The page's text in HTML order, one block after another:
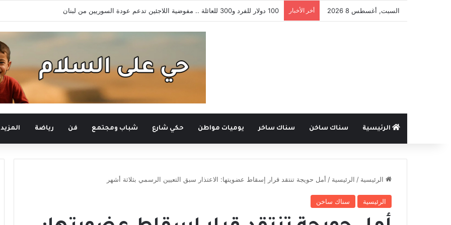
السبت, أغسطس 8 2026 أخر الأخبار بمبادرة فردية .. ميني var في بطولة شعبية بطرطوس يسبق الدوري السوري
الرئيسية سناك ساخن سناك ساخر يوميات مواطن حكي شارع شباب ومجتمع فن رياضة المزيد
الرئيسية / الرئيسية / أمل حويجة تنتقد قرار إسقاط عضويتها: الاعتذار سبق التعيين الرسمي بثلاثة أشهر
الرئيسية سناك ساخن